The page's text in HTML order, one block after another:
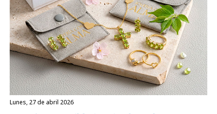
lunes, 27 de abril 2026